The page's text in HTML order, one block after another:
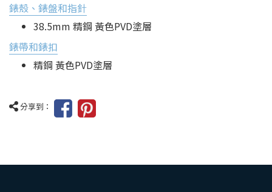
錶殼、錶盤和指針
38.5mm 精鋼 黃色PVD塗層
錶帶和錶扣
精鋼 黃色PVD塗層
分享到：